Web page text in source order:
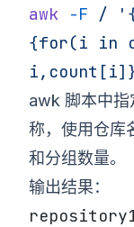
awk -F /
{for(i in
awk 脚本中指
称，使用仓库
和分组数量。
输出结果：